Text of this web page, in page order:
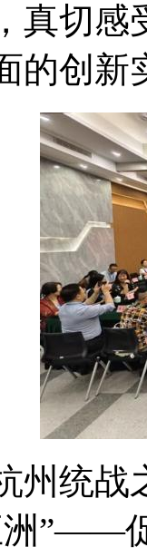
真切感
的创新
州统战
洲”——